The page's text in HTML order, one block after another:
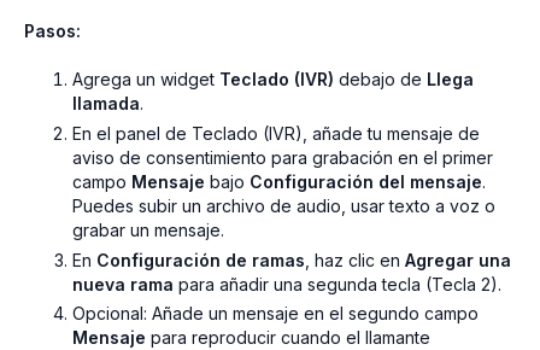
Pasos:
Agrega un widget Teclado (IVR) debajo de Llega
llamada.
En el panel de Teclado (IVR), añade tu mensaje de
aviso de consentimiento para grabación en el primer
campo Mensaje bajo Configuración del mensaje.
Puedes subir un archivo de audio, usar texto a voz o
grabar un mensaje.
En Configuración de ramas , haz clic en Agregar una
nueva rama para añadir una segunda tecla (Tecla 2).
Opcional: Añade un mensaje en el segundo campo
Mensaje para reproducir cuando el llamante